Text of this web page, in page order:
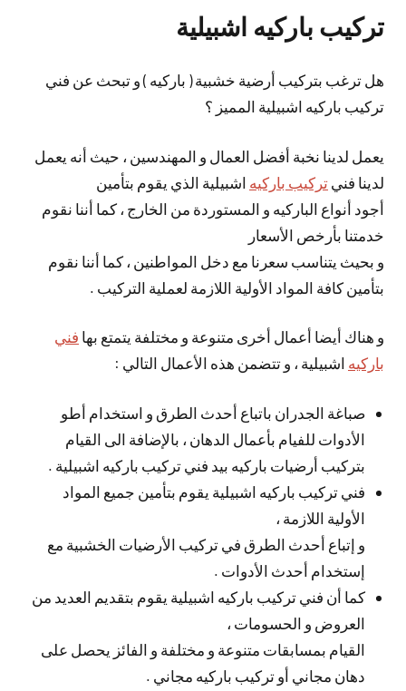
تركيب باركيه اشبيلية
هل ترغب بتركيب أرضية خشبية ( باركيه ) و تبحث عن فني
تركيب باركيه اشبيلية المميز ؟
يعمل لدينا نخبة أفضل العمال و المهندسين ، حيث أنه يعمل
لدينا فني تركيب باركيه اشبيلية الذي يقوم بتأمين
أجود أنواع الباركيه و المستوردة من الخارج ، كما أننا نقوم
خدمتنا بأرخص الأسعار
و بحيث يتناسب سعرنا مع دخل المواطنين ، كما أننا نقوم
بتأمين كافة المواد الأولية اللازمة لعملية التركيب .
و هناك أيضا أعمال أخرى متنوعة و مختلفة يتمتع بها فني
باركيه اشبيلية ، و تتضمن هذه الأعمال التالي :
صباغة الجدران باتباع أحدث الطرق و استخدام أطو
الأدوات للفيام بأعمال الدهان ، بالإضافة الى القيام
بتركيب أرضيات باركيه بيد فني تركيب باركيه اشبيلية .
فني تركيب باركيه اشبيلية يقوم بتأمين جميع المواد
الأولية اللازمة ،
و إتباع أحدث الطرق في تركيب الأرضيات الخشبية مع
إستخدام أحدث الأدوات .
كما أن فني تركيب باركيه اشبيلية يقوم بتقديم العديد من
العروض و الحسومات ،
القيام بمسابقات متنوعة و مختلفة و الفائز يحصل على
دهان مجاني أو تركيب باركيه مجاني .